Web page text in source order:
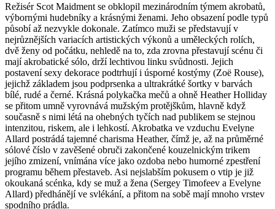
Režisér Scot Maidment se obklopil mezinárodním týmem akrobatů,
výbornými hudebníky a krásnými ženami. Jeho obsazení podle typů
působí až nezvykle dokonale. Zatímco muži se představují v
nejrůznějších variacích artistických výkonů a uměleckých rolích,
dvě ženy od počátku, nehledě na to, zda zrovna přestavují scénu či
mají akrobatické sólo, drží lechtivou linku svůdnosti. Jejich
postavení sexy dekorace podtrhují i úsporné kostýmy (Zoë Rouse),
jejichž základem jsou podprsenka a ultrakrátké šortky v barvách
bílé, rudé a černé. Krásná polykačka mečů a ohně Heather Holliday
se přitom umně vyrovnává mužským protějškům, hlavně když
současně s nimi létá na ohebných tyčích nad publikem se stejnou
intenzitou, riskem, ale i lehkostí. Akrobatka ve vzduchu Evelyne
Allard postrádá tajemné charisma Heather, čímž je, až na průměrné
sólové číslo v zavěšené obruči zakončené kouzelnickým trikem
jejího zmizení, vnímána více jako ozdoba nebo humorné zpestření
programu během přestaveb. Asi nejslabším pokusem o vtip je již
okoukaná scénka, kdy se muž a žena (Sergey Timofeev a Evelyne
Allard) předhánějí ve svlékání, a přitom na sobě mají mnoho vrstev
spodního prádla.